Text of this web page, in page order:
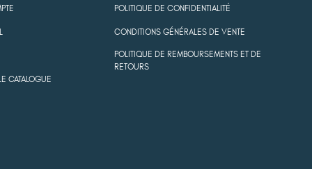
CATALOGUE
POLITIQUE DE CONFIDENTIALITÉ
CONDITIONS GÉNÉRALES DE VENTE
POLITIQUE DE REMBOURSEMENTS ET DE
RETOURS